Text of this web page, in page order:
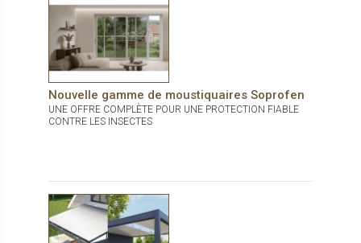
Nouvelle gamme de moustiquaires Soprofen
UNE OFFRE COMPLÈTE POUR UNE PROTECTION FIABLE
CONTRE LES INSECTES